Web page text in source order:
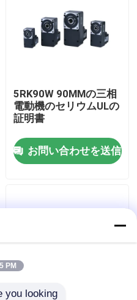
5RK90W 90MMの三相
電動機のセリウムULの
証明書
お問い合わせを送信
PM
you looking